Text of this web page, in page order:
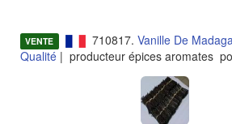
VENTE 710817. Vanille De
Qualité | producteur épices aromates